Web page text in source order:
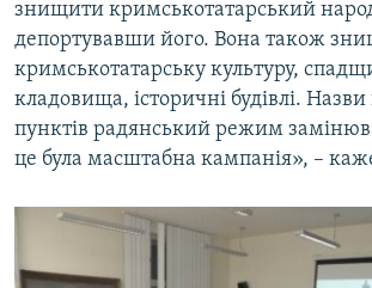
знищити кримськотатарський
депортувавши його. Вона також
кримськотатарську культуру,
кладовища, історичні будівлі.
пунктів радянський режим
це була масштабна кампанія», –